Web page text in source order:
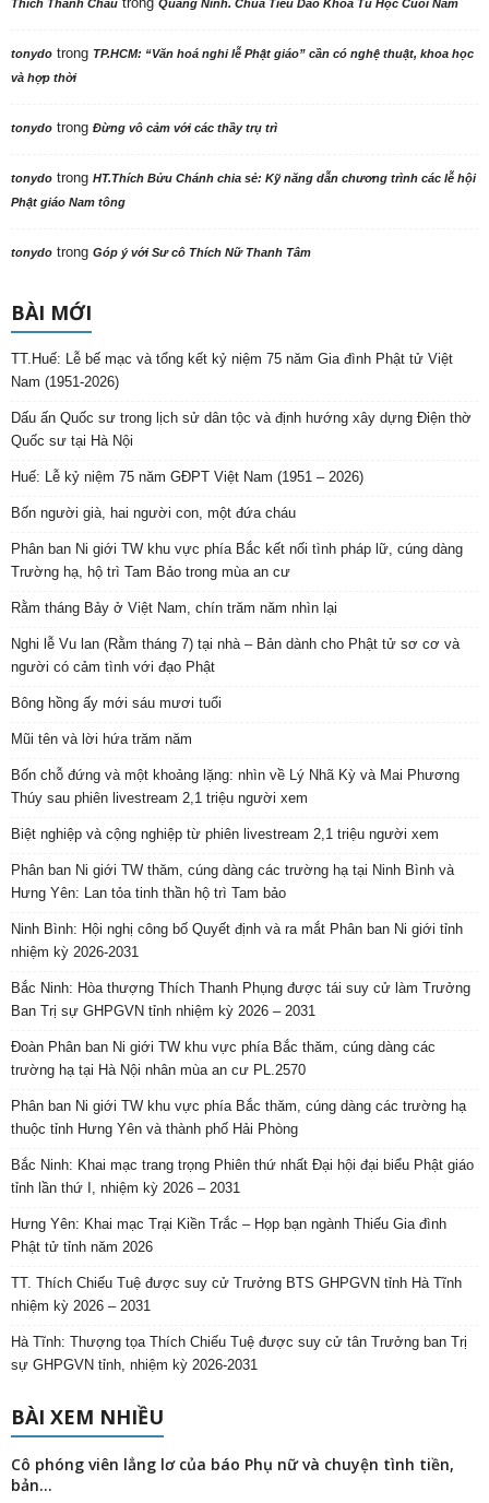
Thích Thanh Châu Quảng Ninh. Chùa Tiêu Dao Khóa Tu Học Cuối Năm
tonydo trong TP.HCM: “Văn hoá nghi lễ Phật giáo” cần có nghệ thuật, khoa học
và hợp thời
tonydo trong Đừng vô cảm với các thầy trụ trì
tonydo trong HT.Thích Bửu Chánh chia sẻ: Kỹ năng dẫn chương trình các lễ hội
Phật giáo Nam tông
tonydo trong Góp ý với Sư cô Thích Nữ Thanh Tâm
BÀI MỚI
TT.Huế: Lễ bế mạc và tổng kết kỷ niệm 75 năm Gia đình Phật tử Việt
Nam (1951-2026)
Dấu ấn Quốc sư trong lịch sử dân tộc và định hướng xây dựng Điện thờ
Quốc sư tại Hà Nội
Huế: Lễ kỷ niệm 75 năm GĐPT Việt Nam (1951 – 2026)
Bốn người già, hai người con, một đứa cháu
Phân ban Ni giới TW khu vực phía Bắc kết nối tình pháp lữ, cúng dàng
Trường hạ, hộ trì Tam Bảo trong mùa an cư
Rằm tháng Bảy ở Việt Nam, chín trăm năm nhìn lại
Nghi lễ Vu lan (Rằm tháng 7) tại nhà – Bản dành cho Phật tử sơ cơ và
người có cảm tình với đạo Phật
Bông hồng ấy mới sáu mươi tuổi
Mũi tên và lời hứa trăm năm
Bốn chỗ đứng và một khoảng lặng: nhìn về Lý Nhã Kỳ và Mai Phương
Thúy sau phiên livestream 2,1 triệu người xem
Biệt nghiệp và cộng nghiệp từ phiên livestream 2,1 triệu người xem
Phân ban Ni giới TW thăm, cúng dàng các trường hạ tại Ninh Bình và
Hưng Yên: Lan tỏa tinh thần hộ trì Tam bảo
Ninh Bình: Hội nghị công bố Quyết định và ra mắt Phân ban Ni giới tỉnh
nhiệm kỳ 2026-2031
Bắc Ninh: Hòa thượng Thích Thanh Phụng được tái suy cử làm Trưởng
Ban Trị sự GHPGVN tỉnh nhiệm kỳ 2026 – 2031
Đoàn Phân ban Ni giới TW khu vực phía Bắc thăm, cúng dàng các
trường hạ tại Hà Nội nhân mùa an cư PL.2570
Phân ban Ni giới TW khu vực phía Bắc thăm, cúng dàng các trường hạ
thuộc tỉnh Hưng Yên và thành phố Hải Phòng
Bắc Ninh: Khai mạc trang trọng Phiên thứ nhất Đại hội đại biểu Phật giáo
tỉnh lần thứ I, nhiệm kỳ 2026 – 2031
Hưng Yên: Khai mạc Trại Kiền Trắc – Họp bạn ngành Thiếu Gia đình
Phật tử tỉnh năm 2026
TT. Thích Chiếu Tuệ được suy cử Trưởng BTS GHPGVN tỉnh Hà Tĩnh
nhiệm kỳ 2026 – 2031
Hà Tĩnh: Thượng tọa Thích Chiếu Tuệ được suy cử tân Trưởng ban Trị
sự GHPGVN tỉnh, nhiệm kỳ 2026-2031
BÀI XEM NHIỀU
Cô phóng viên lẳng lơ của báo Phụ nữ và chuyện tình tiền,
bản...